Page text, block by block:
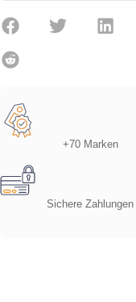
+70 Marken
Sichere Zahlungen